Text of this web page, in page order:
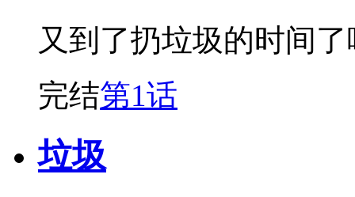
又到了扔垃圾的时间了
完结第1话
垃圾